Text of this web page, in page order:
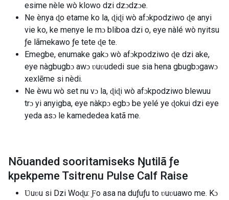
esime nèle wò klowo dzi dzɔdzɔe.
Ne ènya ɖo etame ko la, ɖiɖi wò afɔkpodziwo ɖe anyi
vie ko, ke menye le mɔ bliboa dzi o, eye nàlé wò nyitsu
ƒe lãmekawo ƒe tete ɖe te.
Emegbe, enumake gakɔ wò afɔkpodziwo ɖe dzi ake,
eye nàgbugbɔ awɔ ʋuʋudedi sue sia hena gbugbɔgawɔ
xexlẽme si nèdi.
Ne èwu wò set nu vɔ la, ɖiɖi wò afɔkpodziwo blewuu
trɔ yi anyigba, eye nàkpɔ egbɔ be yelé ye ɖokui dzi eye
yeda asɔ le kamededea katã me.
Nõuanded sooritamiseks Ŋutilã ƒe
kpekpeme Tsitrenu Pulse Calf Raise
Ʋuʋu si Dzi Woɖu: Ƒo asa na duƒuƒu to ʋuʋuawo me. Kɔ